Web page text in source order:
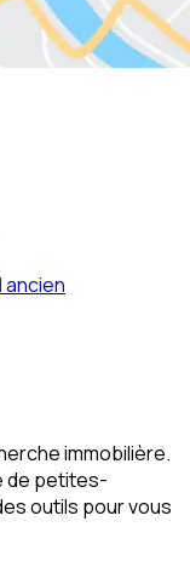
ancien
immobilière.
de petites-
outils pour vous